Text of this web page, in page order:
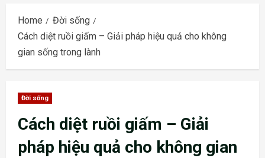
Home
Đời sống
Cách diệt ruồi giấm – Giải pháp hiệu quả cho không
gian sống trong lành
Đời sống
Cách diệt ruồi giấm – Giải
pháp hiệu quả cho không gian